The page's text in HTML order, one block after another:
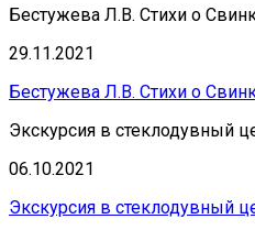
Бестужева Л.В. Стихи о
29.11.2021
Бестужева Л.В. Стихи о
Экскурсия в стеклодувный
06.10.2021
Экскурсия в стеклодувный